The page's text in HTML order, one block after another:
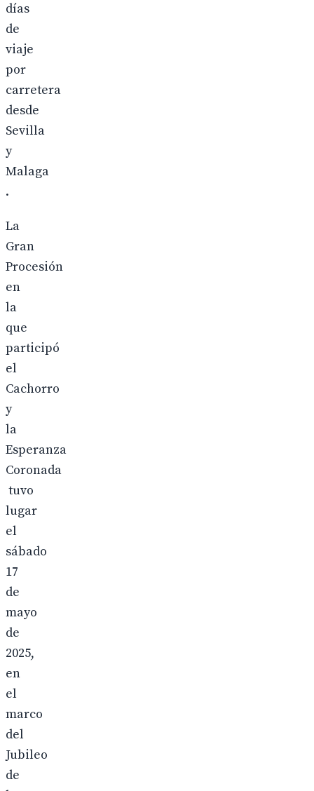
días
de
viaje
por
carretera
desde
Sevilla
y
Malaga
.
La
Gran
Procesión
en
la
que
participó
el
Cachorro
y
la
Esperanza
Coronada
tuvo
lugar
el
sábado
17
de
mayo
de
2025,
en
el
marco
del
Jubileo
de